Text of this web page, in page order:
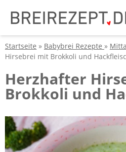
Startseite » Babybrei Rezepte »
Hirsebrei mit Brokkoli und
Herzhafter
Brokkoli und